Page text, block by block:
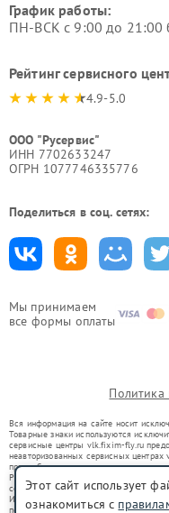
Мы принимаем
все формы оплаты
График работы:
ПН-ВСК с 9:00 до 21:00
Рейтинг сервисного
4.9-5.0
ООО "Русервис"
ИНН 7702633247
ОГРН 1077746335776
Поделиться в соц. сетях:
Политика
Вся информация на сайте носит
Товарные знаки используются
сервисные центры vlk.fixim-fly.ru
неавторизованных сервисных
правообладателями товарных знаков
Ремонт осуществляется для
со статьей 1487 ГК РФ.
Использование товарных знаков не
потребителей в заблуждение, а
Этот сайт использует
ознакомиться с